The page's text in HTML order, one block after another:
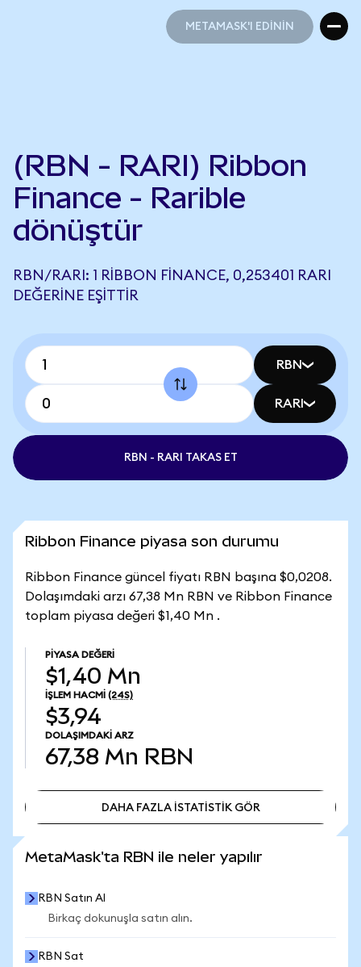
METAMASK'I EDİNİN
(RBN - RARI) Ribbon
Finance - Rarible
dönüştür
RBN/RARI: 1 RIBBON FINANCE, 0,253401 RARI
DEĞERINE EŞITTIR
RBN
RARI
RBN - RARI TAKAS ET
Ribbon Finance piyasa son durumu
Ribbon Finance güncel fiyatı RBN başına $0,0208.
Dolaşımdaki arzı 67,38 Mn RBN ve Ribbon Finance
toplam piyasa değeri $1,40 Mn .
PIYASA DEĞERI
$1,40 Mn
İŞLEM HACMI (24S)
$3,94
DOLAŞIMDAKI ARZ
67,38 Mn RBN
DAHA FAZLA İSTATİSTİK GÖR
MetaMask'ta RBN ile neler yapılır
RBN Satın Al
Birkaç dokunuşla satın alın.
RBN Sat